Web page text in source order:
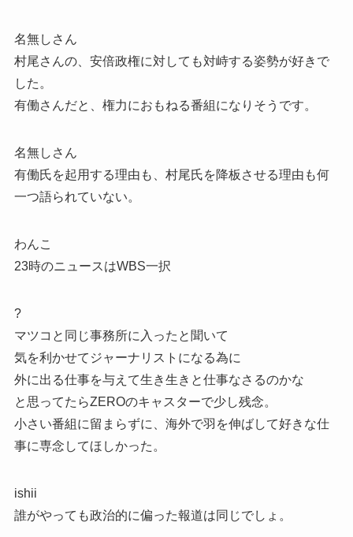
名無しさん
村尾さんの、安倍政権に対しても対峙する姿勢が好きで
した。
有働さんだと、権力におもねる番組になりそうです。
名無しさん
有働氏を起用する理由も、村尾氏を降板させる理由も何
一つ語られていない。
わんこ
23時のニュースはWBS一択
?
マツコと同じ事務所に入ったと聞いて
気を利かせてジャーナリストになる為に
外に出る仕事を与えて生き生きと仕事なさるのかな
と思ってたらZEROのキャスターで少し残念。
小さい番組に留まらずに、海外で羽を伸ばして好きな仕
事に専念してほしかった。
ishii
誰がやっても政治的に偏った報道は同じでしょ。